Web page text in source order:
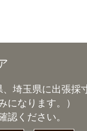
埼玉県に出張採
になります。）
認ください。